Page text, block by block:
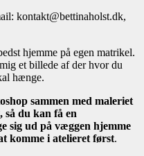
kontakt@bettinaholst.dk,
hjemme på egen matrikel.
et billede af der hvor du
hænge.
sammen med maleriet
så du kan få en
sig ud på væggen hjemme
komme i atelieret først.